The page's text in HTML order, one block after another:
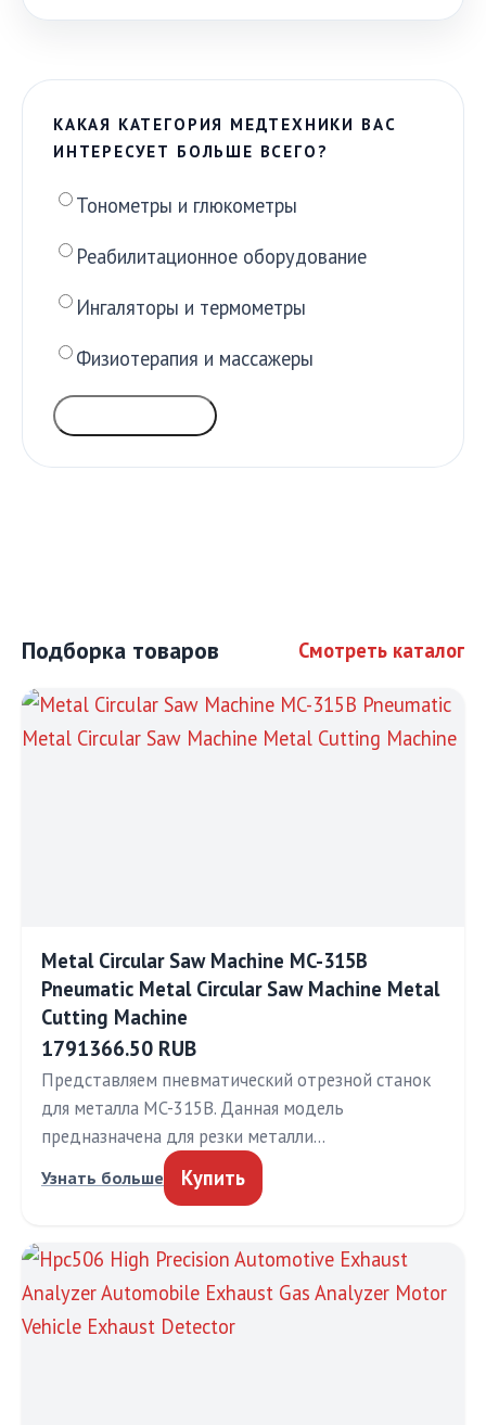
КАКАЯ КАТЕГОРИЯ МЕДТЕХНИКИ ВАС
ИНТЕРЕСУЕТ БОЛЬШЕ ВСЕГО?
Тонометры и глюкометры
Реабилитационное оборудование
Ингаляторы и термометры
Физиотерапия и массажеры
Подборка товаров Смотреть каталог
Metal Circular Saw Machine MC-315B
Pneumatic Metal Circular Saw Machine Metal
Cutting Machine
1791366.50 RUB
Представляем пневматический отрезной станок
для металла MC-315B. Данная модель
предназначена для резки металли…
Узнать больше Купить